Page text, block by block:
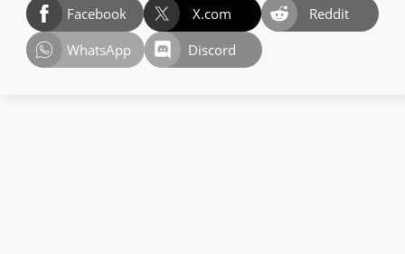
Facebook X.com
Reddit
WhatsApp
Discord